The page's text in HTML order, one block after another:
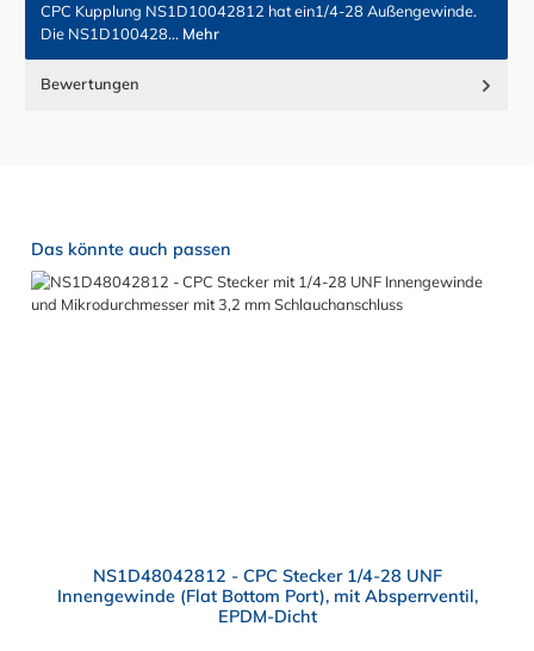
CPC Kupplung NS1D10042812 hat ein1/4-28 Außengewinde.
Die NS1D100428… Mehr
Bewertungen
Produktgalerie überspringen
Das könnte auch passen
NS1D48042812 - CPC Stecker 1/4-28 UNF
Innengewinde (Flat Bottom Port), mit Absperrventil,
EPDM-Dicht